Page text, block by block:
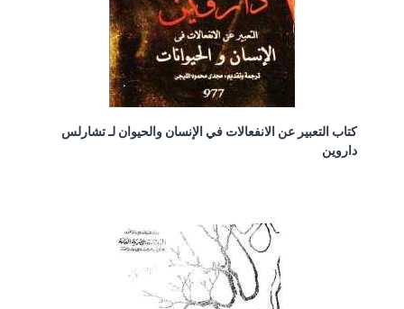
كتاب التعبير عن الانفعالات في الإنسان والحيوان لـ تشارلس
داروين